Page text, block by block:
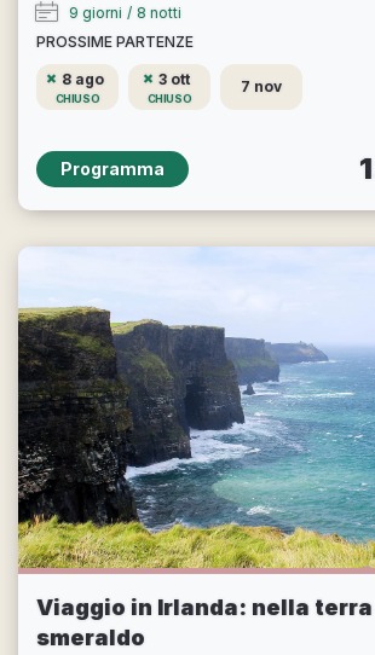
9 giorni / 8 notti
PROSSIME PARTENZE
8 ago
CHIUSO
3 ott
CHIUSO
7 nov
Programma
Viaggio in Irlanda: nella terra
smeraldo